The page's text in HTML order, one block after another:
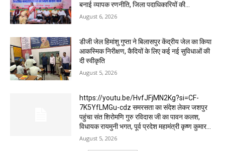
बनाई व्यापक रणनीति, जिला पदाधिकारियों की...
August 6, 2026
डीजी जेल हिमांशु गुप्ता ने बिलासपुर केंद्रीय जेल का किया
आकस्मिक निरीक्षण, कैदियों के लिए कई नई सुविधाओं की
दी स्वीकृति
August 5, 2026
https://youtu.be/HvfJFjMN2Kg?si=CF-
7K5YfLMGu-cdz समरसता का संदेश लेकर जशपुर
पहुंचा संत शिरोमणि गुरु रविदास जी का पावन कलश,
विधायक रायमुनी भगत, पूर्व प्रदेश महामंत्री कृष्ण कुमार...
August 5, 2026